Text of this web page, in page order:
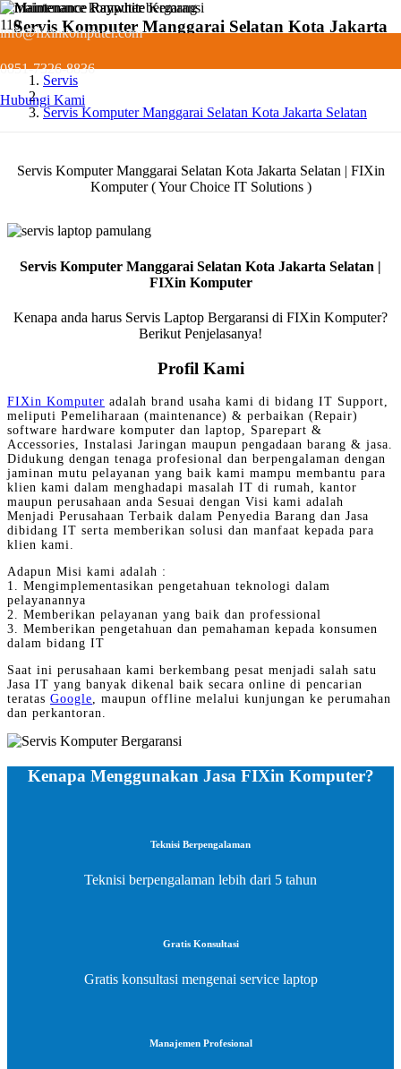
info@fixinkomputer.com
0851-7326-8836
Hubungi Kami
Servis Komputer Manggarai Selatan Kota Jakarta
Servis
Servis Komputer Manggarai Selatan Kota Jakarta Selatan
Servis Komputer Manggarai Selatan Kota Jakarta Selatan | FIXin
Komputer ( Your Choice IT Solutions )
Servis Komputer Manggarai Selatan Kota Jakarta Selatan |
FIXin Komputer
Kenapa anda harus Servis Laptop Bergaransi di FIXin Komputer?
Berikut Penjelasanya!
Profil Kami
FIXin Komputer adalah brand usaha kami di bidang IT Support,
meliputi Pemeliharaan (maintenance) & perbaikan (Repair)
software hardware komputer dan laptop, Sparepart &
Accessories, Instalasi Jaringan maupun pengadaan barang & jasa.
Didukung dengan tenaga profesional dan berpengalaman dengan
jaminan mutu pelayanan yang baik kami mampu membantu para
klien kami dalam menghadapi masalah IT di rumah, kantor
maupun perusahaan anda Sesuai dengan Visi kami adalah
Menjadi Perusahaan Terbaik dalam Penyedia Barang dan Jasa
dibidang IT serta memberikan solusi dan manfaat kepada para
klien kami.
Adapun Misi kami adalah :
1. Mengimplementasikan pengetahuan teknologi dalam
pelayanannya
2. Memberikan pelayanan yang baik dan professional
3. Memberikan pengetahuan dan pemahaman kepada konsumen
dalam bidang IT
Saat ini perusahaan kami berkembang pesat menjadi salah satu
Jasa IT yang banyak dikenal baik secara online di pencarian
teratas Google, maupun offline melalui kunjungan ke perumahan
dan perkantoran.
Kenapa Menggunakan Jasa FIXin Komputer?
Teknisi Berpengalaman
Teknisi berpengalaman lebih dari 5 tahun
Gratis Konsultasi
Gratis konsultasi mengenai service laptop
Manajemen Profesional